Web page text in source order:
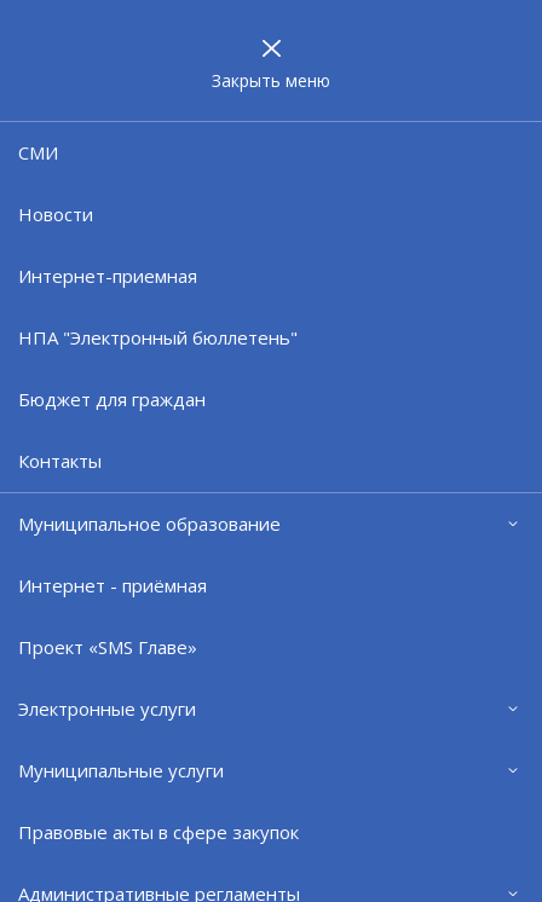
Закрыть меню
СМИ
Новости
Интернет-приемная
НПА "Электронный бюллетень"
Бюджет для граждан
Контакты
Муниципальное образование
Интернет - приёмная
Проект «SMS Главе»
Электронные услуги
Муниципальные услуги
Правовые акты в сфере закупок
Административные регламенты
Новости
Онлайн-переговоры с предприятиями
08.08.26